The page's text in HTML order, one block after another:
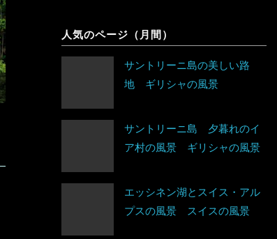
人気のページ（月間）
サントリーニ島の美しい路
地 ギリシャの風景
サントリーニ島 夕暮れのイ
ア村の風景 ギリシャの風景
エッシネン湖とスイス・アル
プスの風景 スイスの風景